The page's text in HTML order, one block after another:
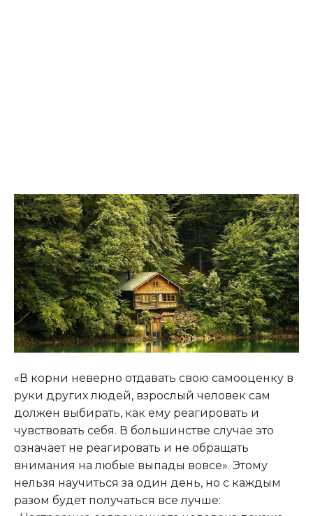
«В корни неверно отдавать свою самооценку в
руки других людей, взрослый человек сам
должен выбирать, как ему реагировать и
чувствовать себя. В большинстве случае это
означает не реагировать и не обращать
внимания на любые выпады вовсе». Этому
нельзя научиться за один день, но с каждым
разом будет получаться все лучше: